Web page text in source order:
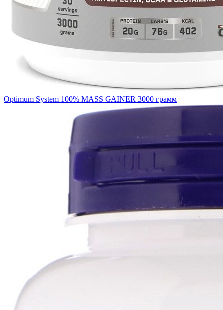
Optimum System 100% MASS GAINER 3000 грамм